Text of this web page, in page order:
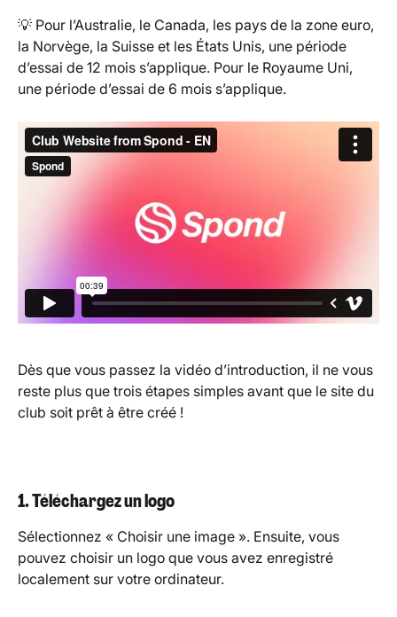
💡 Pour l’Australie, le Canada, les pays de la zone euro,
la Norvège, la Suisse et les États Unis, une période
d’essai de 12 mois s’applique. Pour le Royaume Uni,
une période d’essai de 6 mois s’applique.
Dès que vous passez la vidéo d’introduction, il ne vous
reste plus que trois étapes simples avant que le site du
club soit prêt à être créé !
1. Téléchargez un logo
Sélectionnez « Choisir une image ». Ensuite, vous
pouvez choisir un logo que vous avez enregistré
localement sur votre ordinateur.